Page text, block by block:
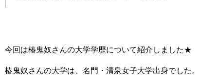
今回は椿鬼奴さんの大学学歴について紹介しました★
椿鬼奴さんの大学は、名門・清泉女子大学出身でした。